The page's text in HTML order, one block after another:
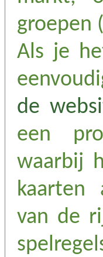
groepen
Als je
de
een
waarbij
kaarten
van de